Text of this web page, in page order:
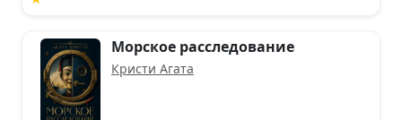
Морское расследование
Кристи Агата